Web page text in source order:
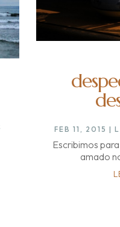
FEB 11, 2015 |
Escribimos
amado